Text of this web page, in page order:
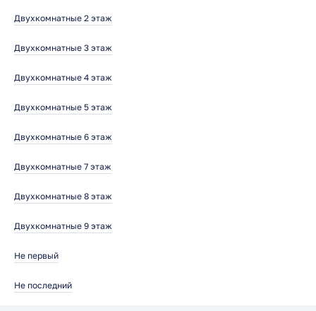
Двухкомнатные 2 этаж
Двухкомнатные 3 этаж
Двухкомнатные 4 этаж
Двухкомнатные 5 этаж
Двухкомнатные 6 этаж
Двухкомнатные 7 этаж
Двухкомнатные 8 этаж
Двухкомнатные 9 этаж
Не первый
Не последний